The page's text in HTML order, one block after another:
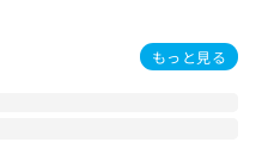
もっと見る